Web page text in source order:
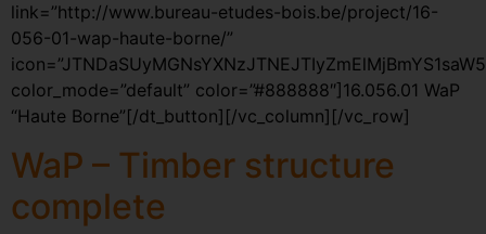
link=”http://www.bureau-etudes-bois.be/project/16-
056-01-wap-haute-borne/”
color_mode=”default” color=”#888888″]16.056.01 WaP
“Haute Borne”[/dt_button][/vc_column][/vc_row]
WaP – Timber structure
complete